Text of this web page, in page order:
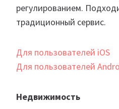
регулированием.
традиционный сервис.
Для пользователей iOS
Для пользователей
Недвижимость